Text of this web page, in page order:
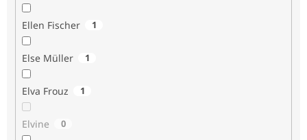
Ellen Fischer 1
Else Müller 1
Elva Frouz 1
Elvine 0